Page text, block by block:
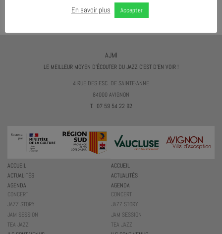
AJMI
LE MEILLEUR MOYEN D'ÉCOUTER DU JAZZ C'EST D'EN VOIR !
4 RUE DES ESC. DE SAINTE-ANNE
84000 AVIGNON
T. 07 59 54 22 92
ACCUEIL
ACTUALITÉS
AGENDA
CONCERT
JAZZ STORY
JAM SESSION
TEA JAZZ
ACCUEIL
ACTUALITÉS
AGENDA
CONCERT
JAZZ STORY
JAM SESSION
TEA JAZZ
En savoir plus Accepter